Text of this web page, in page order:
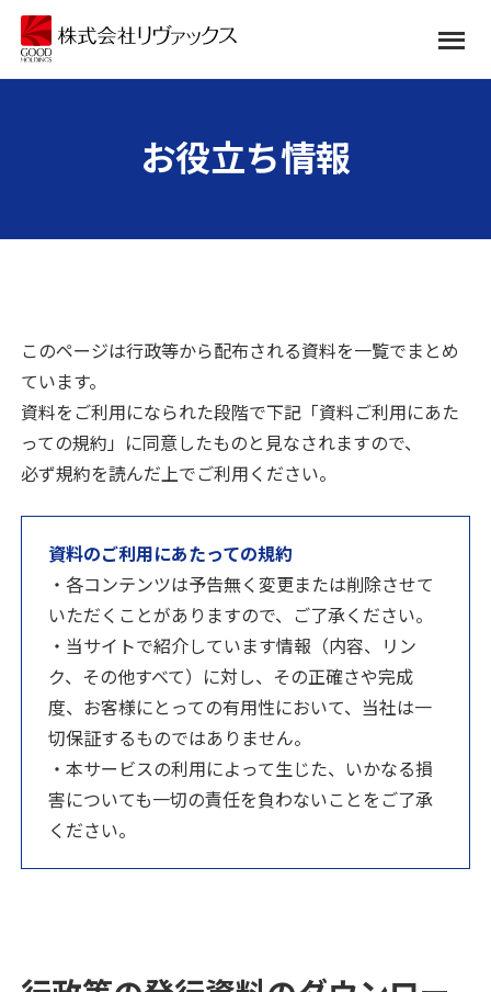
お役立ち情報
このページは行政等から配布される資料を一覧でまとめ
ています。
資料をご利用になられた段階で下記「資料ご利用にあた
っての規約」に同意したものと見なされますので、
必ず規約を読んだ上でご利用ください。
資料のご利用にあたっての規約
・各コンテンツは予告無く変更または削除させて
いただくことがありますので、ご了承ください。
・当サイトで紹介しています情報（内容、リン
ク、その他すべて）に対し、その正確さや完成
度、お客様にとっての有用性において、当社は一
切保証するものではありません。
・本サービスの利用によって生じた、いかなる損
害についても一切の責任を負わないことをご了承
ください。